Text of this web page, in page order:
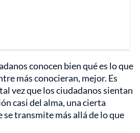
conocen bien qué es lo que
más conocieran, mejor. Es
vez que los ciudadanos sientan
casi del alma, una cierta
transmite más allá de lo que